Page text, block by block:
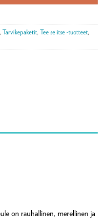
, Tarvikepaketit, Tee se itse -tuotteet,
on rauhallinen, merellinen ja